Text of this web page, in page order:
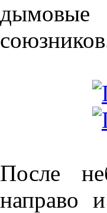
дымовые
После
направо